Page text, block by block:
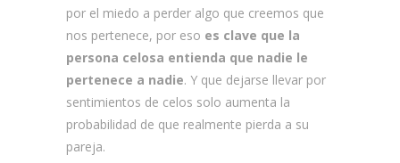
por el miedo a perder algo que creemos que
nos pertenece, por eso es clave que la
persona celosa entienda que nadie le
pertenece a nadie. Y que dejarse llevar por
sentimientos de celos solo aumenta la
probabilidad de que realmente pierda a su
pareja.